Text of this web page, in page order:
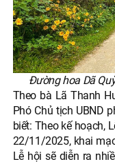
Đường hoa Dã
Theo bà Lã Thanh
Phó Chủ tịch UBND
biết: Theo kế hoạch,
22/11/2025, khai
Lễ hội sẽ diễn ra